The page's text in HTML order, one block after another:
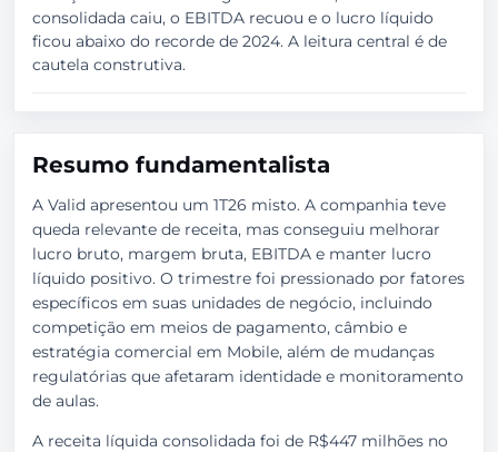
consolidada caiu, o EBITDA recuou e o lucro líquido
ficou abaixo do recorde de 2024. A leitura central é de
cautela construtiva.
Resumo fundamentalista
A Valid apresentou um 1T26 misto. A companhia teve
queda relevante de receita, mas conseguiu melhorar
lucro bruto, margem bruta, EBITDA e manter lucro
líquido positivo. O trimestre foi pressionado por fatores
específicos em suas unidades de negócio, incluindo
competição em meios de pagamento, câmbio e
estratégia comercial em Mobile, além de mudanças
regulatórias que afetaram identidade e monitoramento
de aulas.
A receita líquida consolidada foi de R$447 milhões no